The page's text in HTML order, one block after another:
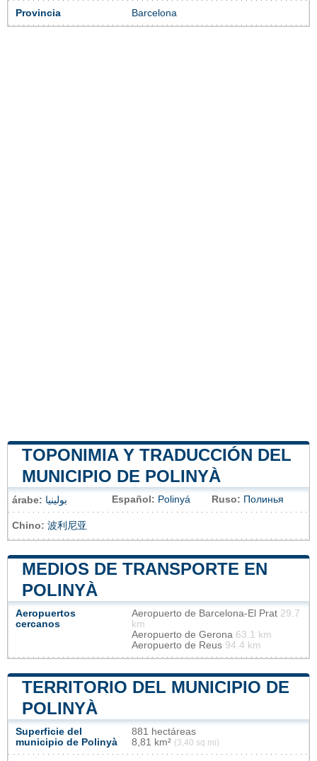
Provincia Barcelona
TOPONIMIA Y TRADUCCIÓN DEL
MUNICIPIO DE POLINYÀ
árabe: بولينيا Español: Polinyá Ruso: Полинья
Chino: 波利尼亚
MEDIOS DE TRANSPORTE EN
POLINYÀ
Aeropuertos
cercanos
Aeropuerto de Barcelona-El Prat 29.7
km
Aeropuerto de Gerona 63.1 km
Aeropuerto de Reus 94.4 km
TERRITORIO DEL MUNICIPIO DE
POLINYÀ
Superficie del
municipio de Polinyà
881 hectáreas
8,81 km² (3,40 sq mi)